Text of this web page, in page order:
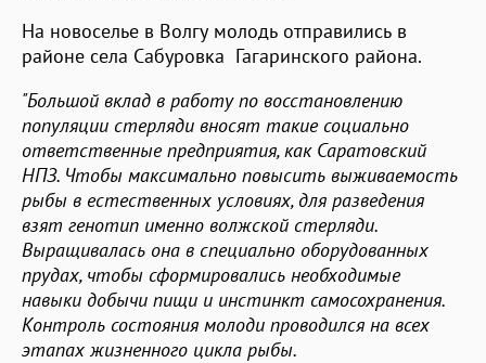
На новоселье в Волгу молодь отправились в
районе села Сабуровка Гагаринского района.
"Большой вклад в работу по восстановлению
популяции стерляди вносят такие социально
ответственные предприятия, как Саратовский
НПЗ. Чтобы максимально повысить выживаемость
рыбы в естественных условиях, для разведения
взят генотип именно волжской стерляди.
Выращивалась она в специально оборудованных
прудах, чтобы сформировались необходимые
навыки добычи пищи и инстинкт самосохранения.
Контроль состояния молоди проводился на всех
этапах жизненного цикла рыбы.